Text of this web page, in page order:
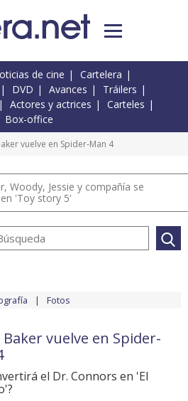
de cine
Cartelera
DVD Avances
Tráilers
Actores y actrices
Carteles
Box-office
vuelve en Spider-Man 4
Woody, Jessie y compañía se
'Toy story 5'
Fotos
Baker vuelve en Spider-
el Dr. Connors en 'El